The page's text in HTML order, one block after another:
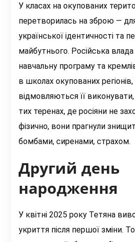
У класах на окупованих
перетворилась на зброю —
української ідентичності та
майбутнього. Російська
навчальну програму та
в школах окупованих регіонів,
відмовляються її
тих теренах, де росіяни не
фізично, вони прагнули
бомбами, сиренами, страхом.
Другий день
народження
У квітні 2025 року Тетяна
укриття після першої зміни.